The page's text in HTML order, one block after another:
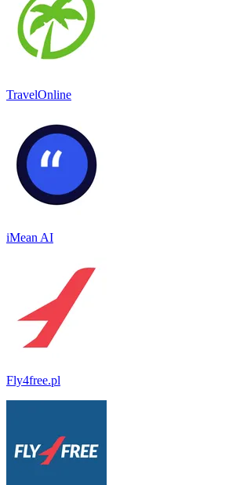
TravelOnline
iMean AI
Fly4free.pl